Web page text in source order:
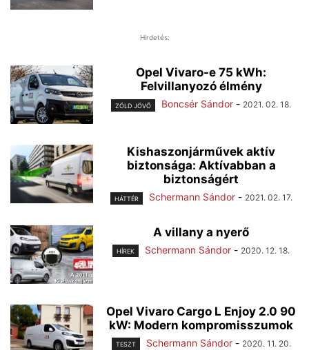
Hirdetés:
Opel Vivaro-e 75 kWh:
Felvillanyozó élmény
ZÖLD JÖVŐ Boncsér Sándor - 2021. 02. 18.
Kishaszonjárművek aktív
biztonsága: Aktívabban a
biztonságért
HÁTTÉR Schermann Sándor - 2021. 02. 17.
A villany a nyerő
HÍREK Schermann Sándor - 2020. 12. 18.
Opel Vivaro Cargo L Enjoy 2.0 90
kW: Modern kompromisszumok
TESZT Schermann Sándor - 2020. 11. 20.